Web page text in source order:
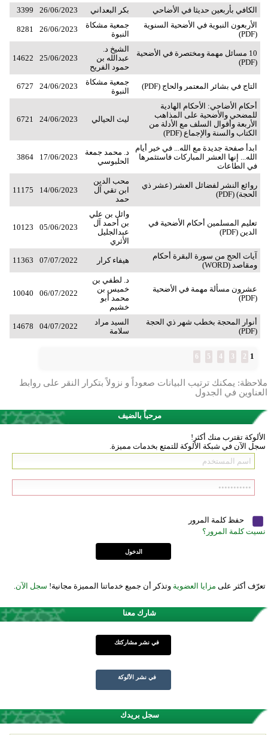
الكافي بأربعين حديثا في الأضاحي بكر البعداني 26/06/2023
3399
الأربعون النبوية في الأضحية السنوية
(PDF)
جمعية مشكاة
النبوة
26/06/2023
8281
10 مسائل مهمة ومختصرة في الأضحية
(PDF)
الشيخ د.
عبدالله بن
حمود الفريح
25/06/2023
14622
التاج في بشائر المعتمر والحاج (PDF)
جمعية مشكاة
النبوة
24/06/2023
6727
أحكام الأضاحي: الأحكام الهادية
للمضحي والأضحية على المذاهب
الأربعة وأقوال السلف مع الأدلة من
الكتاب والسنة والإجماع (PDF)
ليث الحيالي 24/06/2023
6721
ابدأ صفحة جديدة مع الله... في خير أيام
الله... إنها العشر المباركات فاستثمرها
في الطاعات
د. محمد جمعة
الحلبوسي
17/06/2023
3864
روائع النشر لفضائل العشر (عشر ذي
الحجة) (PDF)
محب الدين
ابن تقي آل
حمد
14/06/2023
11175
تعليم المسلمين أحكام الأضحية في
الدين (PDF)
وائل بن علي
بن أحمد آل
عبدالجليل
الأثري
05/06/2023
10123
آيات الحج من سورة البقرة أحكام
ومقاصد (WORD)
هيفاء كرار 07/07/2022
11363
عشرون مسألة مهمة في الأضحية
(PDF)
د. لطفي بن
خميس بن
محمد أبو
خشيم
06/07/2022
10040
أنوار المحجة بخطب شهر ذي الحجة
(PDF)
السيد مراد
سلامة
04/07/2022
14678
1
2
3
4
5
6
ملاحظة: يمكنك ترتيب البيانات صعوداً و نزولاً بتكرار النقر على روابط
العناوين في الجدول
مرحباً بالضيف
الألوكة تقترب منك أكثر!
سجل الآن في شبكة الألوكة للتمتع بخدمات مميزة.
حفظ كلمة المرور
نسيت كلمة المرور؟
تعرّف أكثر على مزايا العضوية وتذكر أن جميع خدماتنا المميزة مجانية! سجل الآن.
شارك معنا
في نشر مشاركتك
في نشر الألوكة
سجل بريدك